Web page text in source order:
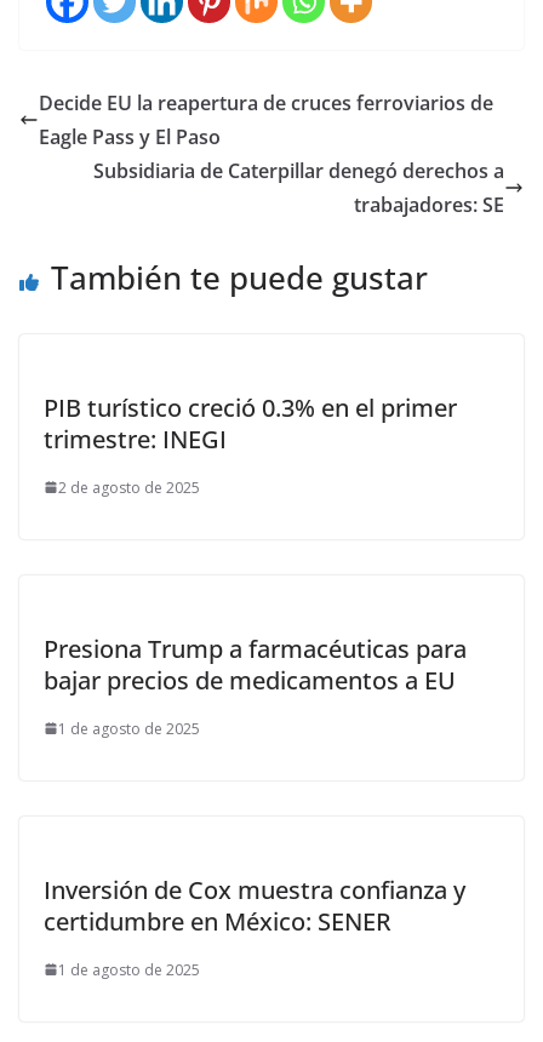
Decide EU la reapertura de cruces ferroviarios de
Eagle Pass y El Paso
Subsidiaria de Caterpillar denegó derechos a
trabajadores: SE
También te puede gustar
PIB turístico creció 0.3% en el primer
trimestre: INEGI
2 de agosto de 2025
Presiona Trump a farmacéuticas para
bajar precios de medicamentos a EU
1 de agosto de 2025
Inversión de Cox muestra confianza y
certidumbre en México: SENER
1 de agosto de 2025